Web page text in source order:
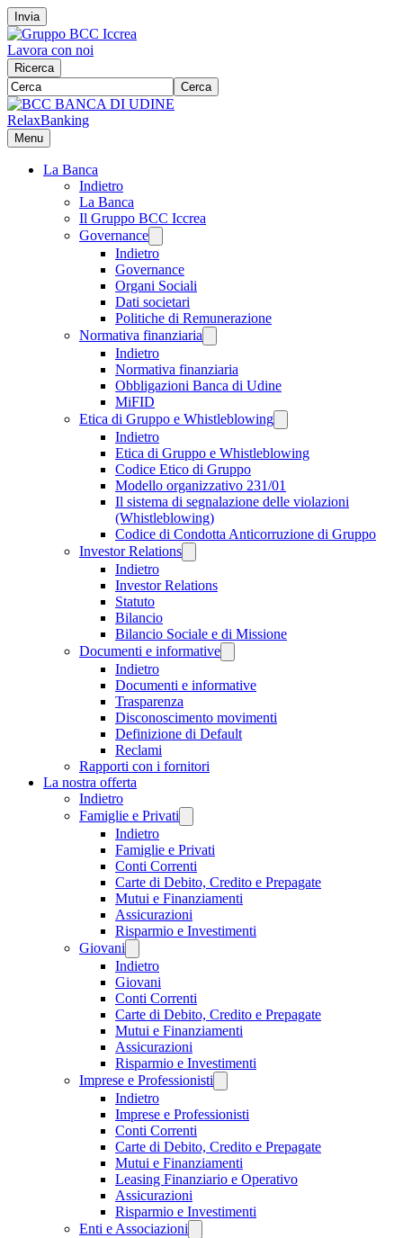
Invia
Lavora con noi
Ricerca
Cerca
RelaxBanking
Menu
La Banca
Indietro
La Banca
Il Gruppo BCC Iccrea
Governance
Indietro
Governance
Organi Sociali
Dati societari
Politiche di Remunerazione
Normativa finanziaria
Indietro
Normativa finanziaria
Obbligazioni Banca di Udine
MiFID
Etica di Gruppo e Whistleblowing
Indietro
Etica di Gruppo e Whistleblowing
Codice Etico di Gruppo
Modello organizzativo 231/01
Il sistema di segnalazione delle violazioni
(Whistleblowing)
Codice di Condotta Anticorruzione di Gruppo
Investor Relations
Indietro
Investor Relations
Statuto
Bilancio
Bilancio Sociale e di Missione
Documenti e informative
Indietro
Documenti e informative
Trasparenza
Disconoscimento movimenti
Definizione di Default
Reclami
Rapporti con i fornitori
La nostra offerta
Indietro
Famiglie e Privati
Indietro
Famiglie e Privati
Conti Correnti
Carte di Debito, Credito e Prepagate
Mutui e Finanziamenti
Assicurazioni
Risparmio e Investimenti
Giovani
Indietro
Giovani
Conti Correnti
Carte di Debito, Credito e Prepagate
Mutui e Finanziamenti
Assicurazioni
Risparmio e Investimenti
Imprese e Professionisti
Indietro
Imprese e Professionisti
Conti Correnti
Carte di Debito, Credito e Prepagate
Mutui e Finanziamenti
Leasing Finanziario e Operativo
Assicurazioni
Risparmio e Investimenti
Enti e Associazioni